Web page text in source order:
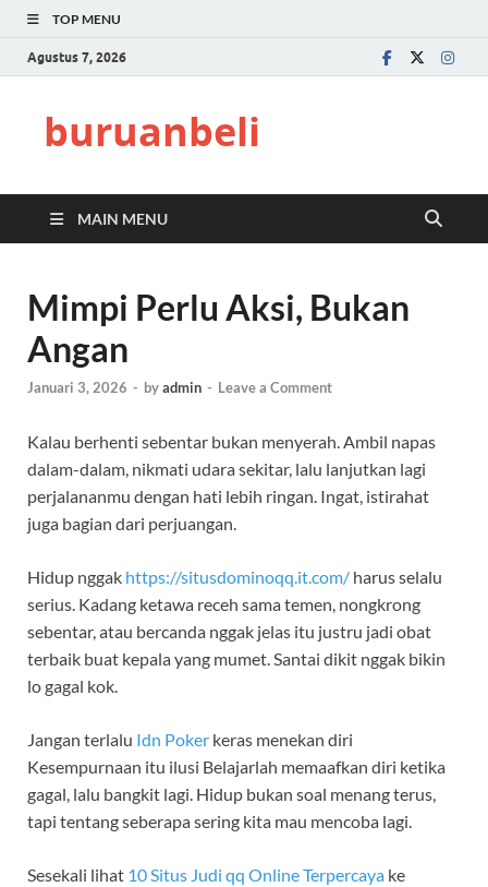
TOP MENU
Agustus 7, 2026
buruanbeli
MAIN MENU
Mimpi Perlu Aksi, Bukan
Angan
Januari 3, 2026 - byadmin - Leave a Comment
Kalau berhenti sebentar bukan menyerah. Ambil napas
dalam-dalam, nikmati udara sekitar, lalu lanjutkan lagi
perjalananmu dengan hati lebih ringan. Ingat, istirahat
juga bagian dari perjuangan.
Hidup nggak https://situsdominoqq.it.com/ harus selalu
serius. Kadang ketawa receh sama temen, nongkrong
sebentar, atau bercanda nggak jelas itu justru jadi obat
terbaik buat kepala yang mumet. Santai dikit nggak bikin
lo gagal kok.
Jangan terlalu Idn Poker keras menekan diri
Kesempurnaan itu ilusi Belajarlah memaafkan diri ketika
gagal, lalu bangkit lagi. Hidup bukan soal menang terus,
tapi tentang seberapa sering kita mau mencoba lagi.
Sesekali lihat 10 Situs Judi qq Online Terpercaya ke